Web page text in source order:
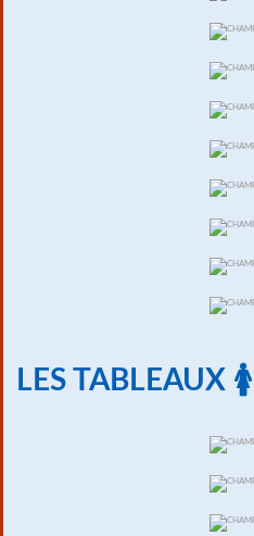
LES TABLEAUX 🚺